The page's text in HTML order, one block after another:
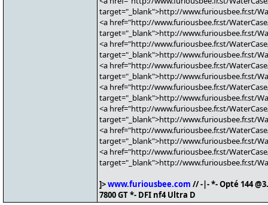
target="_blank">http://www.furiousbee.fr.st/
<a href="http://www.furiousbee.fr.st/
target="_blank">http://www.furiousbee.fr.st/
<a href="http://www.furiousbee.fr.st/
target="_blank">http://www.furiousbee.fr.st/
<a href="http://www.furiousbee.fr.st/
target="_blank">http://www.furiousbee.fr.st/
<a href="http://www.furiousbee.fr.st/
target="_blank">http://www.furiousbee.fr.st/
<a href="http://www.furiousbee.fr.st/
target="_blank">http://www.furiousbee.fr.st/
<a href="http://www.furiousbee.fr.st/
target="_blank">http://www.furiousbee.fr.st/
<a href="http://www.furiousbee.fr.st/
target="_blank">http://www.furiousbee.fr.st/
]>www.furiousbee.com // -|- *- Opté 144
7800 GT *- DFI nf4 Ultra D